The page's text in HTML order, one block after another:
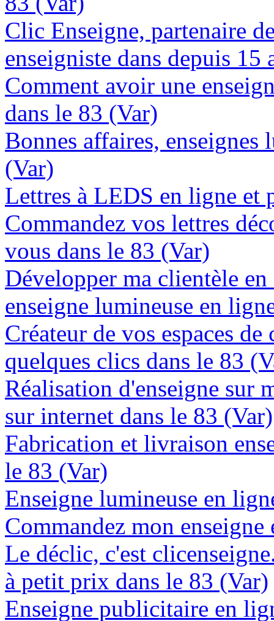
Clic Enseigne, partenaire
enseigniste dans depuis 15
Comment avoir une
dans le 83 (Var)
Bonnes affaires, enseignes
(Var)
Lettres à LEDS en ligne et
Commandez vos lettres
vous dans le 83 (Var)
Développer ma clientèle
enseigne lumineuse en
Créateur de vos espaces
quelques clics dans le 83
Réalisation d'enseigne sur
sur internet dans le 83 (Var)
Fabrication et livraison
le 83 (Var)
Enseigne lumineuse en
Commandez mon
Le déclic, c'est
à petit prix dans le 83 (Var)
Enseigne publicitaire en